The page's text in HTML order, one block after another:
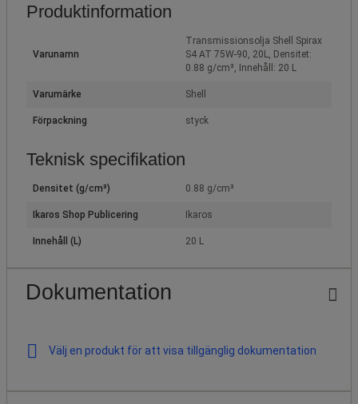
Produktinformation
Varunamn
Transmissionsolja Shell Spirax
S4 AT 75W-90, 20L, Densitet:
0.88 g/cm³, Innehåll: 20 L
Varumärke Shell
Förpackning styck
Teknisk specifikation
Densitet (g/cm³) 0.88 g/cm³
Ikaros Shop Publicering Ikaros
Innehåll (L) 20 L
Dokumentation
Välj en produkt för att visa tillgänglig dokumentation